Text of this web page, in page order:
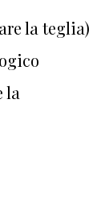
la teglia)
la